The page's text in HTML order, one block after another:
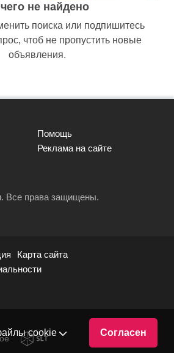
не найдено
поиска или подпишитесь
чтоб не пропустить новые
объявления.
cookie Согласен
Помощь
Реклама на сайте
Все права защищены.
Карта сайта